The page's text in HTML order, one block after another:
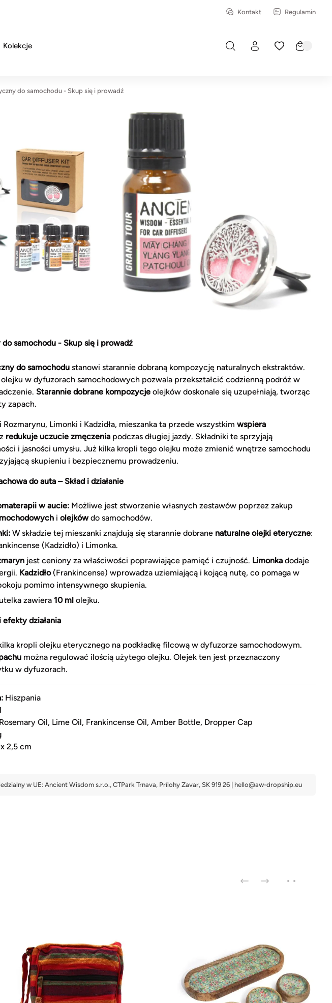
Kontakt Regulamin
Kolekcje
do samochodu - Skup się i prowadź
samochodu - Skup się i prowadź
do samochodu stanowi starannie dobraną kompozycję naturalnych ekstraktów.
w dyfuzorach samochodowych pozwala przekształcić codzienną podróż w
Starannie dobrane kompozycje olejków doskonale się uzupełniają, tworząc
zapach.
Limonki i Kadzidła, mieszanka ta przede wszystkim wspiera
redukuje uczucie zmęczenia podczas długiej jazdy. Składniki te sprzyjają
i jasności umysłu. Już kilka kropli tego olejku może zmienić wnętrze samochodu
skupieniu i bezpiecznemu prowadzeniu.
do auta – Skład i działanie
w aucie: Możliwe jest stworzenie własnych zestawów poprzez zakup
i olejkówdo samochodów.
W składzie tej mieszanki znajdują się starannie dobrane naturalne olejki eteryczne:
(Kadzidło) i Limonka.
jest ceniony za właściwości poprawiające pamięć i czujność. Limonka dodaje
Kadzidło(Frankincense) wprowadza uziemiającą i kojącą nutę, co pomaga w
pomimo intensywnego skupienia.
zawiera 10 ml olejku.
działania
kropli olejku eterycznego na podkładkę filcową w dyfuzorze samochodowym.
można regulować ilością użytego olejku. Olejek ten jest przeznaczony
w dyfuzorach.
Hiszpania
Rosemary Oil, Lime Oil, Frankincense Oil, Amber Bottle, Dropper Cap
2,5 cm